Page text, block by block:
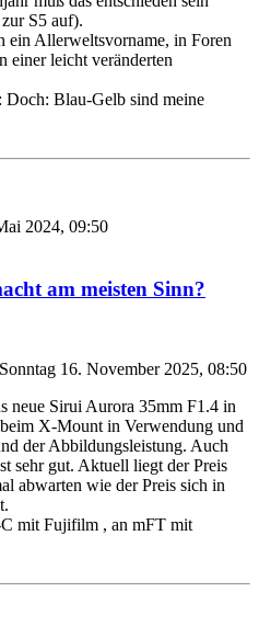
S5 auf).
ein Allerweltsvorname, in Foren
einer leicht veränderten
Doch: Blau-Gelb sind meine
2024, 09:50
am meisten Sinn?
Sonntag 16. November 2025, 08:50
neue Sirui Aurora 35mm F1.4 in
X-Mount in Verwendung und
der Abbildungsleistung. Auch
sehr gut. Aktuell liegt der Preis
abwarten wie der Preis sich in
mit Fujifilm , an mFT mit